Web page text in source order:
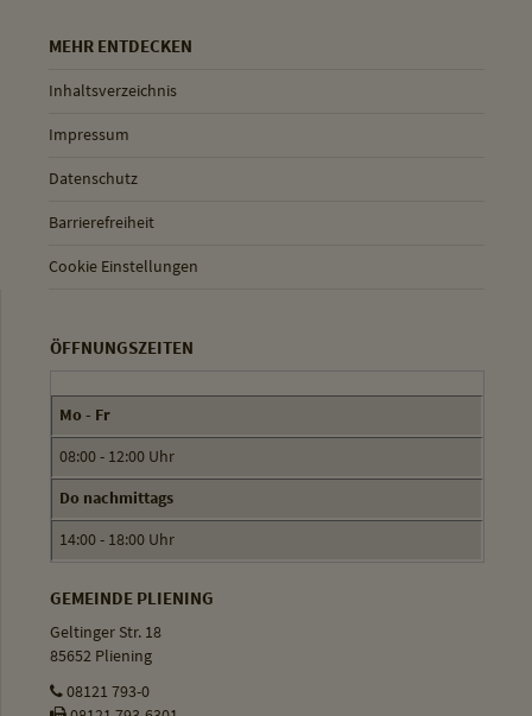
MEHR ENTDECKEN
Inhaltsverzeichnis
Impressum
Datenschutz
Barrierefreiheit
Cookie Einstellungen
ÖFFNUNGSZEITEN
Mo - Fr
08:00 - 12:00 Uhr
Do nachmittags
14:00 - 18:00 Uhr
GEMEINDE PLIENING
Geltinger Str. 18
85652 Pliening
08121 793-0